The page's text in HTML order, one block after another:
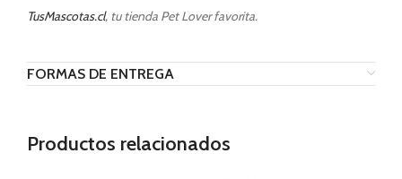
TusMascotas.cl, tu tienda Pet Lover favorita.
FORMAS DE ENTREGA
Productos relacionados